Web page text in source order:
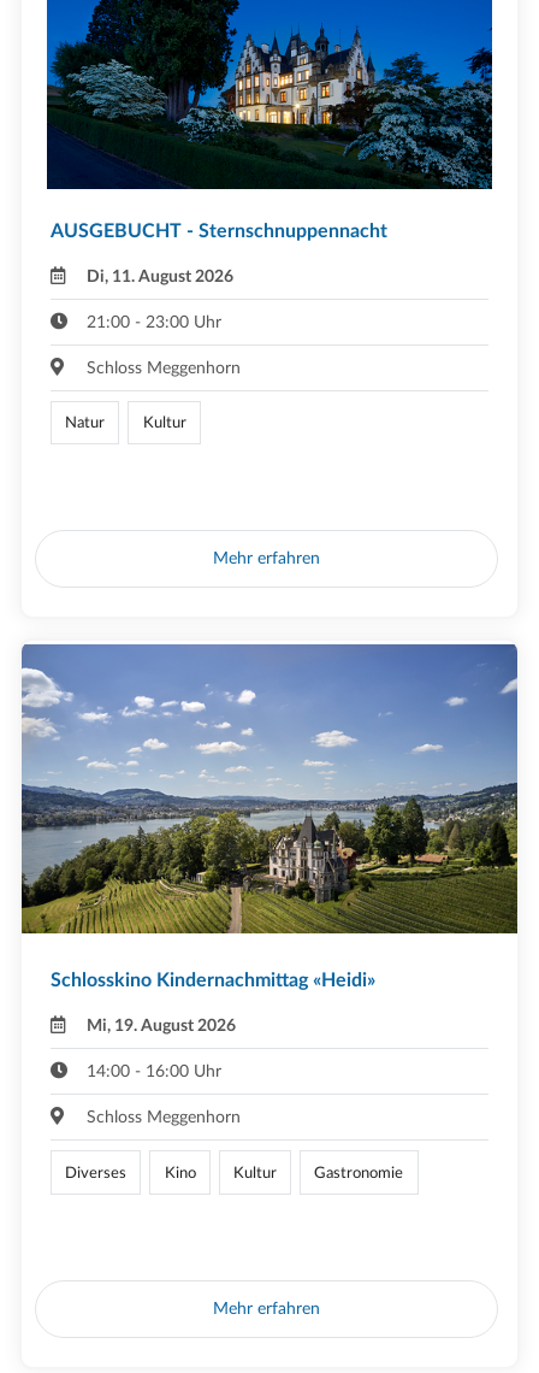
AUSGEBUCHT - Sternschnuppennacht
Di, 11. August 2026
21:00 - 23:00 Uhr
Schloss Meggenhorn
Natur Kultur
Mehr erfahren
Schlosskino Kindernachmittag «Heidi»
Mi, 19. August 2026
14:00 - 16:00 Uhr
Schloss Meggenhorn
Diverses Kino Kultur Gastronomie
Mehr erfahren